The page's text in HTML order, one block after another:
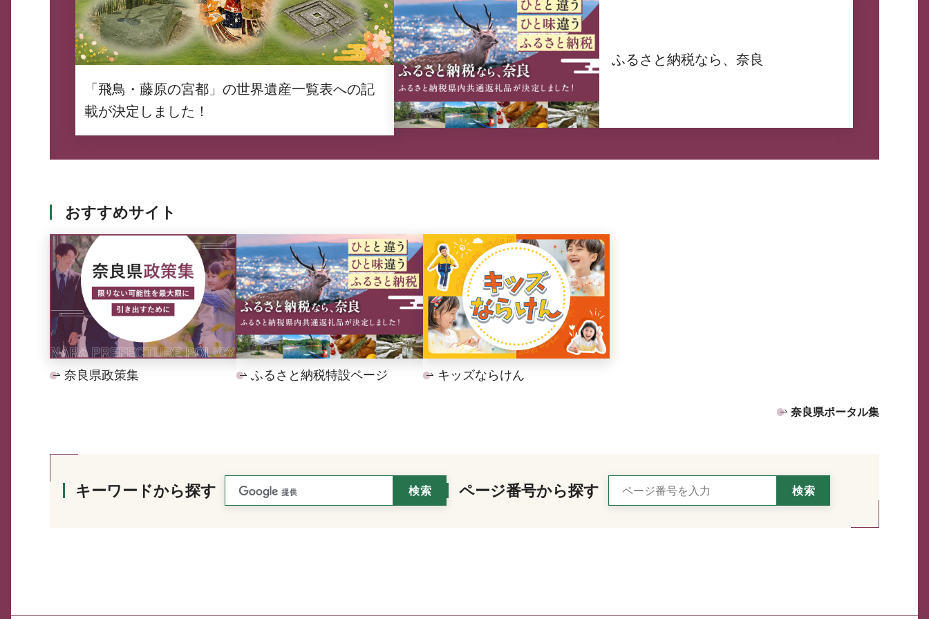
「飛鳥・藤原の宮都」の世界遺産一覧表への記
載が決定しました！
ふるさと納税なら、奈良
おすすめサイト
奈良県政策集 ふるさと納税特設ページ キッズならけん
奈良県ポータル集
キーワードから探す ページ番号から探す